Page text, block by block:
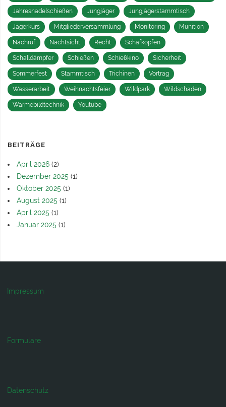
Jahresnadelschießen Jungjäger Jungjägerstammtisch
Jägerkurs Mitgliederversammlung Monitoring Munition
Nachruf Nachtsicht Recht Schafkopfen
Schalldämpfer Schießen Schießkino Sicherheit
Sommerfest Stammtisch Trichinen Vortrag
Wasserarbeit Weihnachtsfeier Wildpark Wildschaden
Wärmebildtechnik Youtube
BEITRÄGE
April 2026 (2)
Dezember 2025 (1)
Oktober 2025 (1)
August 2025 (1)
April 2025 (1)
Januar 2025 (1)
Impressum
Formulare
Datenschutz